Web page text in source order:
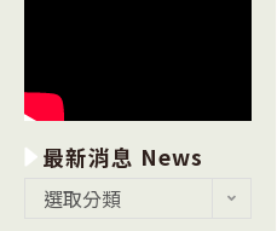
最新消息 News
選取分類